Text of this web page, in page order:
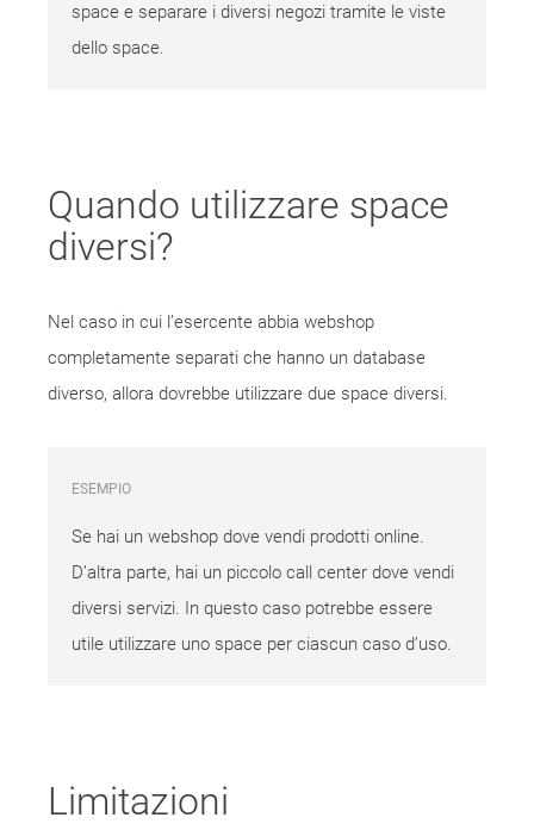
space e separare i diversi negozi tramite le viste
dello space.
Quando utilizzare space
diversi?
Nel caso in cui l’esercente abbia webshop
completamente separati che hanno un database
diverso, allora dovrebbe utilizzare due space diversi.
ESEMPIO
Se hai un webshop dove vendi prodotti online.
D’altra parte, hai un piccolo call center dove vendi
diversi servizi. In questo caso potrebbe essere
utile utilizzare uno space per ciascun caso d’uso.
Limitazioni